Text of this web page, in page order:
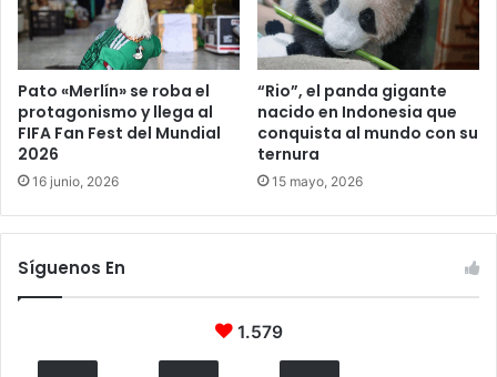
Pato «Merlín» se roba el
protagonismo y llega al
FIFA Fan Fest del Mundial
2026
16 junio, 2026
“Rio”, el panda gigante
nacido en Indonesia que
conquista al mundo con su
ternura
15 mayo, 2026
Síguenos En
1.579